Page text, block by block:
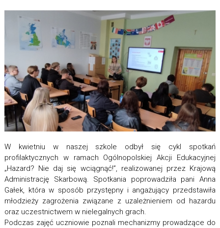
W kwietniu w naszej szkole odbył się cykl spotkań
profilaktycznych w ramach Ogólnopolskiej Akcji Edukacyjnej
„Hazard? Nie daj się wciągnąć!”, realizowanej przez Krajową
Administrację Skarbową. Spotkania poprowadziła pani Anna
Gałek, która w sposób przystępny i angażujący przedstawiła
młodzieży zagrożenia związane z uzależnieniem od hazardu
oraz uczestnictwem w nielegalnych grach.
Podczas zajęć uczniowie poznali mechanizmy prowadzące do